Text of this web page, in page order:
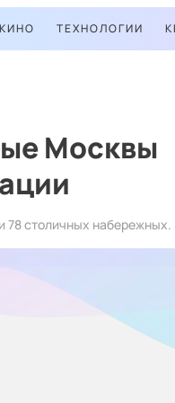
КИНО ТЕХНОЛОГИИ
Москвы
78 столичных набережных.